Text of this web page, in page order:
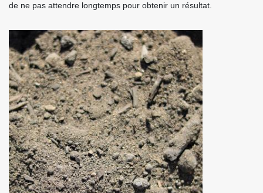
de ne pas attendre longtemps pour obtenir un résultat.